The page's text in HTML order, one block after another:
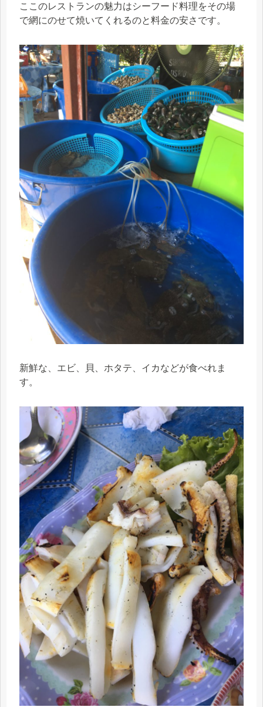
ここのレストランの魅力はシーフード料理をその場
で網にのせて焼いてくれるのと料金の安さです。
新鮮な、エビ、貝、ホタテ、イカなどが食べれま
す。